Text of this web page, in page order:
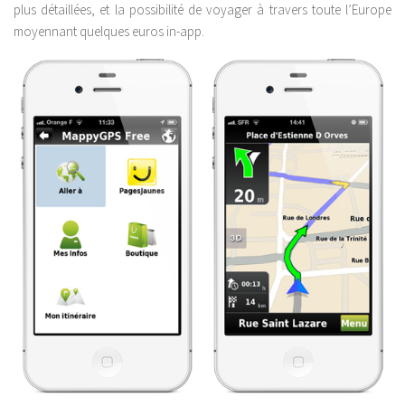
plus détaillées, et la possibilité de voyager à travers toute l’Europe
moyennant quelques euros in-app.